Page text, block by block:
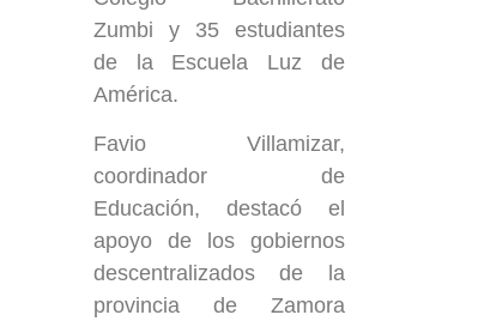
Zumbi y 35 estudiantes
de la Escuela Luz de
América.
Favio Villamizar,
coordinador de
Educación, destacó el
apoyo de los gobiernos
descentralizados de la
provincia de Zamora